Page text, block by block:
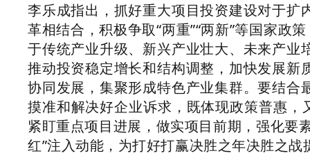
李乐成指出，抓好重大项目投资建设对于
革相结合，积极争取“两重”“两新”等国家政
于传统产业升级、新兴产业壮大、未来产
推动投资稳定增长和结构调整，加快发展
协同发展，集聚形成特色产业集群。要结
摸准和解决好企业诉求，既体现政策普惠
紧盯重点项目进展，做实项目前期，强化要
红”注入动能，为打好打赢决胜之年决胜之战